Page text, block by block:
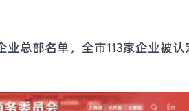
总部名单，全市113家企业被